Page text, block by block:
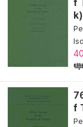
f
Isd
택
f